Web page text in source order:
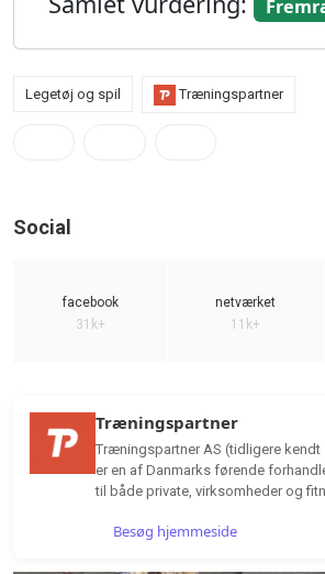
Legetøj og spil Træningspartner
Social
facebook
31k+
netværket
11k+
Træningspartner
Træningspartner AS (tidligere kendt
er en af Danmarks førende
til både private, virksomheder og
Besøg hjemmeside